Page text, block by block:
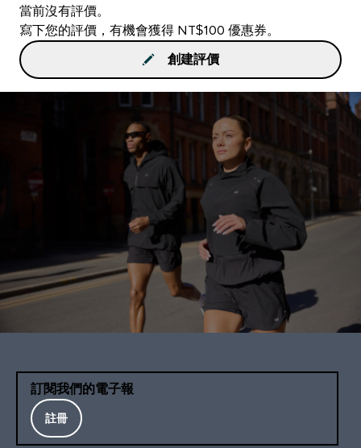
當前沒有評價。
寫下您的評價，有機會獲得 NT$100 優惠券。
創建評價
訂閱我們的電子報
註冊